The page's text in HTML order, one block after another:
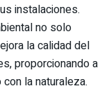
instalaciones.
no solo
la calidad del
proporcionando a
la naturaleza.